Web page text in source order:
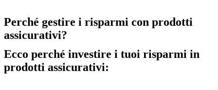
Perché gestire i risparmi con prodotti
assicurativi?
Ecco perché investire i tuoi risparmi in
prodotti assicurativi: